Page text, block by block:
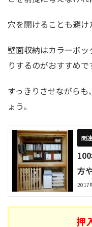
穴を開けることも避け
壁面収納はカラーボ
りするのがおすすめで
すっきりさせながら
ょう。
方
2017
押